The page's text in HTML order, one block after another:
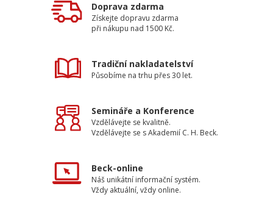
Doprava zdarma
Získejte dopravu zdarma
při nákupu nad 1500 Kč.
Tradiční nakladatelství
Působíme na trhu přes 30 let.
Semináře a Konference
Vzdělávejte se kvalitně.
Vzdělávejte se s Akademií C. H. Beck.
Beck-online
Náš unikátní informační systém.
Vždy aktuální, vždy online.